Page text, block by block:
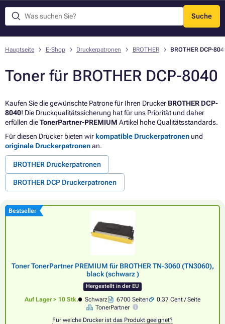
Suche
Menü
Hauptseite E-Shop Druckerpatronen BROTHER BROTHER DCP-
Toner für BROTHER DCP-8040
Kaufen Sie die gewünschte Patrone für Ihren Drucker BROTHER DCP-
8040! Die Druckqualitätssicherung hat für uns Priorität und daher
erfüllen dieTonerPartner-PREMIUM Artikel hohe Qualitätsstandards.
Für diesen Drucker bieten wir kompatible Druckerpatronen und
originale Druckerpatronenan.
BROTHER Druckerpatronen
BROTHER DCP Druckerpatronen
Bestseller
Toner TonerPartner PREMIUM für BROTHER TN-3060 (TN3060),
black (schwarz )
Hergestellt in der EU
Auf Lager > 10 Stk. Schwarz 6700 Seiten
0,37 Cent / Seite
TonerPartner
Für welche Drucker ist das Produkt geeignet?